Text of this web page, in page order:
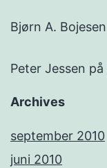
Bjørn A. Bojesen
Peter Jessen på
Archives
september 2010
juni 2010